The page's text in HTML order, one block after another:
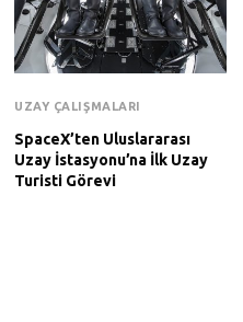
UZAY ÇALIŞMALARI
SpaceX’ten Uluslararası
Uzay İstasyonu’na İlk Uzay
Turisti Görevi